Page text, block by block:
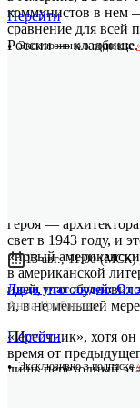
коммунистов в нем
сравнение для всей
России — кладбище.
героя —
свет в 1943 году, и
«новый
в американской
идей, что
и, в не меньшей
«Источник», хотя он
время от
лишь переходный
Перейти
Эксклюзивно в подписке
13 авг., 11:00 (МСК)
Люди учат людей: От
Анна Грибанова
Перейти
Эксклюзивно в подписке